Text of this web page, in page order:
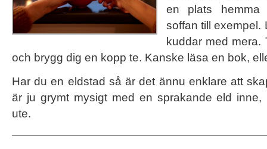
en plats
soffan till exempel.
kuddar med mera.
och brygg dig en kopp te. Kanske läsa en bok,
Har du en eldstad så är det ännu enklare att
är ju grymt mysigt med en sprakande eld inne,
ute.